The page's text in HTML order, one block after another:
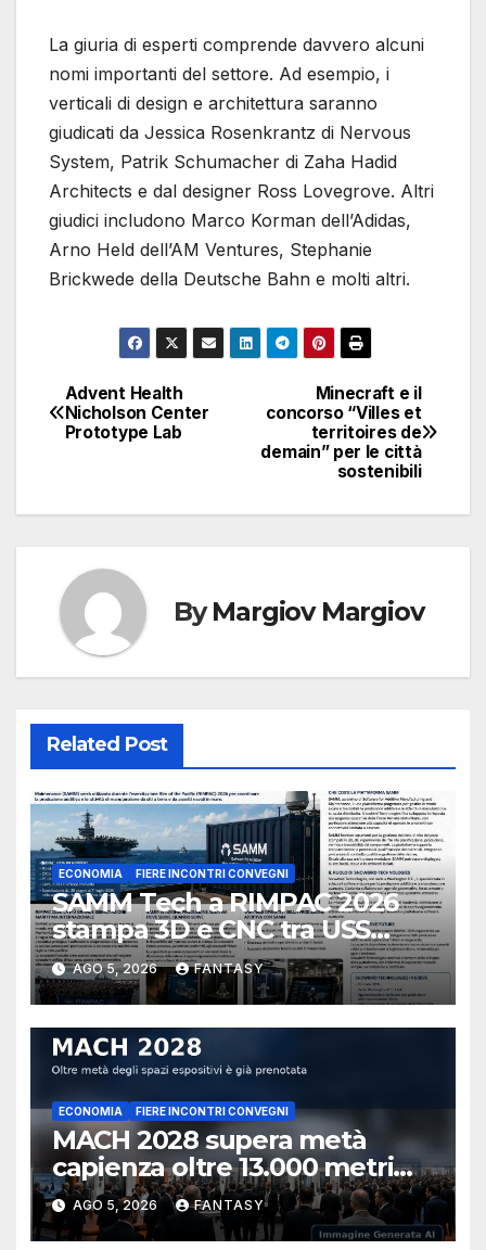
La giuria di esperti comprende davvero alcuni
nomi importanti del settore. Ad esempio, i
verticali di design e architettura saranno
giudicati da Jessica Rosenkrantz di Nervous
System, Patrik Schumacher di Zaha Hadid
Architects e dal designer Ross Lovegrove. Altri
giudici includono Marco Korman dell’Adidas,
Arno Held dell’AM Ventures, Stephanie
Brickwede della Deutsche Bahn e molti altri.
Navigazione
articoli
Minecraft e il
concorso “Villes et
territoires de
demain” per le città
sostenibili
Advent Health
Nicholson Center
Prototype Lab
ByMargiov Margiov
Related Post
ECONOMIA FIERE INCONTRI CONVEGNI
SAMM Tech a RIMPAC 2026
stampa 3D e CNC tra USS
Essex e Schofield Barracks
AGO 5, 2026 FANTASY
ECONOMIA FIERE INCONTRI CONVEGNI
MACH 2028 supera metà
capienza oltre 13.000 metri
quadrati già prenotati
AGO 5, 2026 FANTASY